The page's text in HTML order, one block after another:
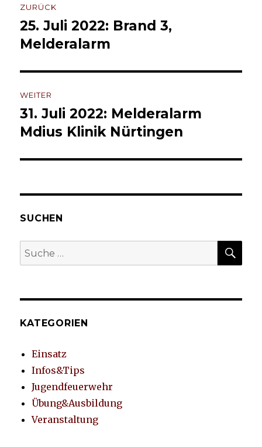
ZURÜCK
Vorheriger
Beitrag:
25. Juli 2022: Brand 3,
Melderalarm
WEITER
Nächster
Beitrag:
31. Juli 2022: Melderalarm
Mdius Klinik Nürtingen
SUCHEN
Suche
nach:
KATEGORIEN
Einsatz
Infos&Tips
Jugendfeuerwehr
Übung&Ausbildung
Veranstaltung